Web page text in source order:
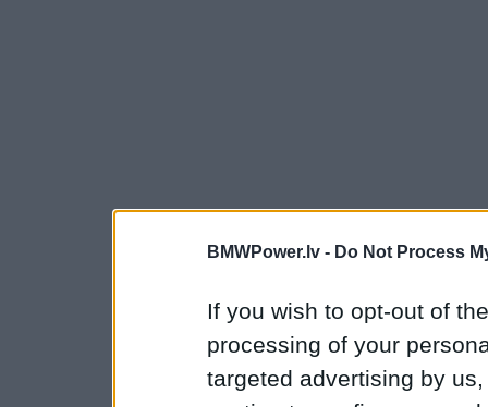
BMWPower.lv - Do Not Process
If you wish to opt-out of
processing of your
targeted advertising by